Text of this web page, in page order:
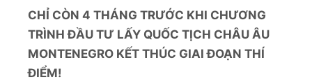
CHỈ CÒN 4 THÁNG TRƯỚC KHI CHƯƠNG
TRÌNH ĐẦU TƯ LẤY QUỐC TỊCH CHÂU ÂU
MONTENEGRO KẾT THÚC GIAI ĐOẠN THÍ
ĐIỂM!